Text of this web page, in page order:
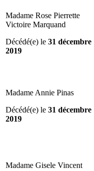
Madame Rose Pierrette
Victoire Marquand
Décédé(e) le 31 décembre
2019
Madame Annie Pinas
Décédé(e) le 31 décembre
2019
Madame Gisele Vincent